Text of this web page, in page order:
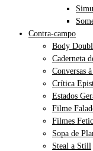
Contra-campo
Body
Caderneta
Conversas
Crítica
Estados
Filme
Filmes
Sopa de
Steal a Still